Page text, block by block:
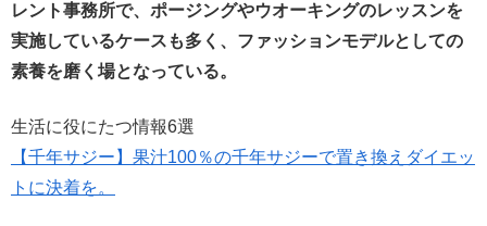
レント事務所で、ポージングやウオーキングのレッスンを
実施しているケースも多く、ファッションモデルとしての
素養を磨く場となっている。
生活に役にたつ情報6選
【千年サジー】果汁100％の千年サジーで置き換えダイエッ
トに決着を。